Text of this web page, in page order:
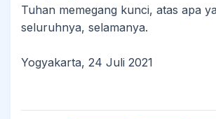
Tuhan memegang kunci, atas apa
seluruhnya, selamanya.
Yogyakarta, 24 Juli 2021